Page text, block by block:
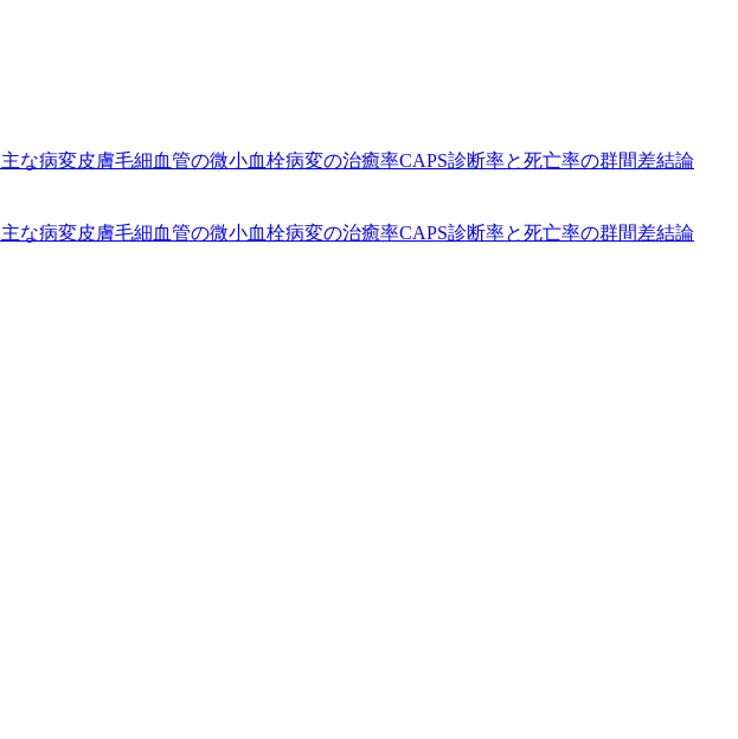
主な病変皮膚毛細血管の微小血栓病変の治癒率CAPS診断率と死亡率の群間差結論
主な病変皮膚毛細血管の微小血栓病変の治癒率CAPS診断率と死亡率の群間差結論